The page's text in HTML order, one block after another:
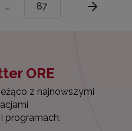
… 87
ORE
z najnowszymi
programach.